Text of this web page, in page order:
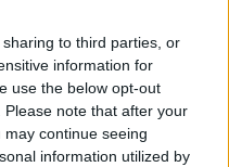
to third parties, or
information for
use the below opt-out
note that after your
continue seeing
information utilized by